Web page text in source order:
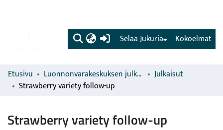
(current) Kokoelmat
Selaa Jukuria
Etusivu Luonnonvarakeskuksen julkaisut
Julkaisut
Strawberry variety follow-up
Strawberry variety follow-up